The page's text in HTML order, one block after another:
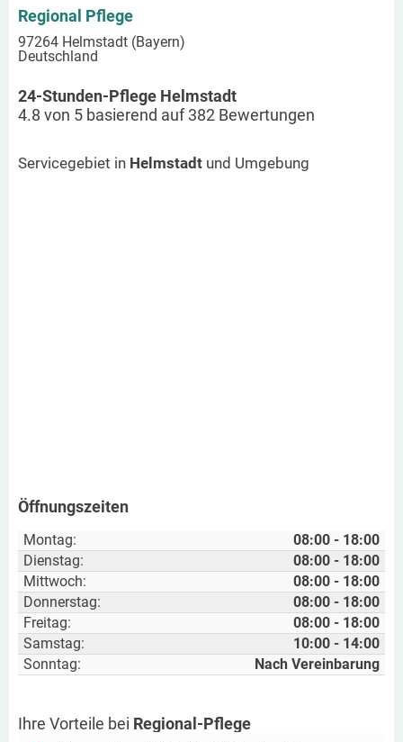
Regional Pflege
97264 Helmstadt (Bayern)
Deutschland
24-Stunden-Pflege Helmstadt
4.8 von 5 basierend auf382 Bewertungen
Servicegebiet in Helmstadt und Umgebung
Öffnungszeiten
Montag:
08:00 - 18:00
Dienstag:
08:00 - 18:00
Mittwoch:
08:00 - 18:00
Donnerstag:
08:00 - 18:00
Freitag:
08:00 - 18:00
Samstag:
10:00 - 14:00
Sonntag:
Nach Vereinbarung
Ihre Vorteile bei Regional-Pflege